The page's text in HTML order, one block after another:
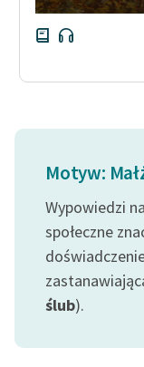
Motyw:
Wypowiedzi
społeczne
ślub).